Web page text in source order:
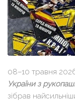
08–10 травня 2026
України з
зібрав